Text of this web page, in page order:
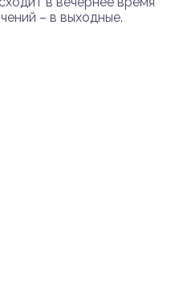
– в выходные.